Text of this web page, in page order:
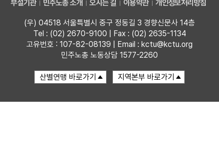
부설기관 민주노총 소개 오시는 길 이용약관 개인정보처리방침
(우) 04518 서울특별시 중구 정동길 3 경향신문사 14층
Tel : (02) 2670-9100 | Fax : (02) 2635-1134
고유번호 : 107-82-08139 | Email : kctu@kctu.org
민주노총 노동상담 1577-2260